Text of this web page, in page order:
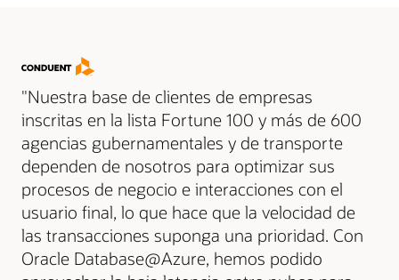
"Nuestra base de clientes de empresas
inscritas en la lista Fortune 100 y más de 600
agencias gubernamentales y de transporte
dependen de nosotros para optimizar sus
procesos de negocio e interacciones con el
usuario final, lo que hace que la velocidad de
las transacciones suponga una prioridad. Con
Oracle Database@Azure, hemos podido